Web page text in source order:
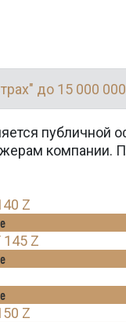
до 15 000
публичной
компании.
Z
Z
Z